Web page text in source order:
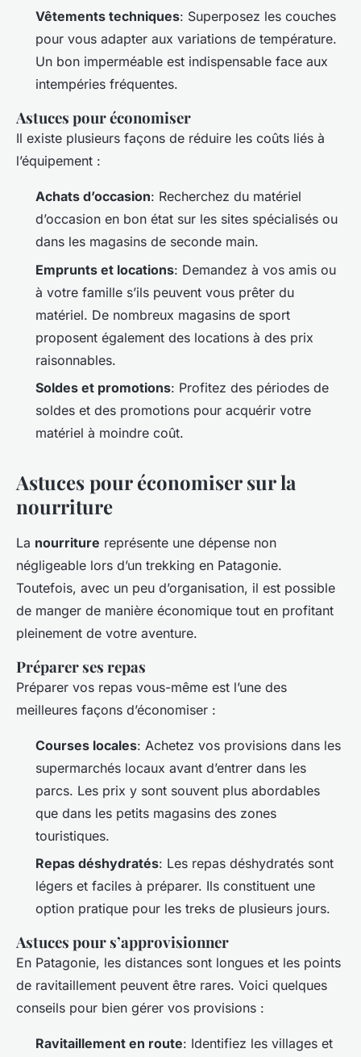
Vêtements techniques: Superposez les couches
pour vous adapter aux variations de température.
Un bon imperméable est indispensable face aux
intempéries fréquentes.
Astuces pour économiser
Il existe plusieurs façons de réduire les coûts liés à
l’équipement :
Achats d’occasion: Recherchez du matériel
d’occasion en bon état sur les sites spécialisés ou
dans les magasins de seconde main.
Emprunts et locations: Demandez à vos amis ou
à votre famille s’ils peuvent vous prêter du
matériel. De nombreux magasins de sport
proposent également des locations à des prix
raisonnables.
Soldes et promotions: Profitez des périodes de
soldes et des promotions pour acquérir votre
matériel à moindre coût.
Astuces pour économiser sur la
nourriture
La nourriture représente une dépense non
négligeable lors d’un trekking en Patagonie.
Toutefois, avec un peu d’organisation, il est possible
de manger de manière économique tout en profitant
pleinement de votre aventure.
Préparer ses repas
Préparer vos repas vous-même est l’une des
meilleures façons d’économiser :
Courses locales: Achetez vos provisions dans les
supermarchés locaux avant d’entrer dans les
parcs. Les prix y sont souvent plus abordables
que dans les petits magasins des zones
touristiques.
Repas déshydratés: Les repas déshydratés sont
légers et faciles à préparer. Ils constituent une
option pratique pour les treks de plusieurs jours.
Astuces pour s’approvisionner
En Patagonie, les distances sont longues et les points
de ravitaillement peuvent être rares. Voici quelques
conseils pour bien gérer vos provisions :
Ravitaillement en route: Identifiez les villages et